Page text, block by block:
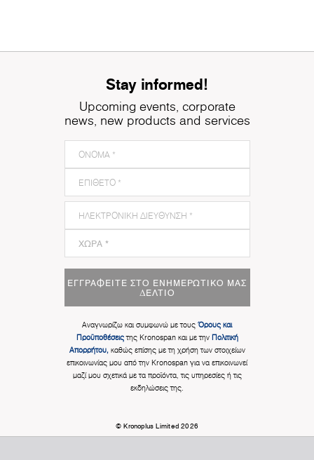
Stay informed!
Upcoming events, corporate
news, new products and services
ΕΓΓΡΑΦΕΊΤΕ ΣΤΟ ΕΝΗΜΕΡΩΤΙΚΌ ΜΑΣ
ΔΕΛΤΊΟ
Αναγνωρίζω και συμφωνώ με τους Όρους και
Προϋποθέσειςτης Kronospan και με την Πολιτική
Απορρήτου,καθώς επίσης με τη χρήση των στοιχείων
επικοινωνίας μου από την Kronospan για να επικοινωνεί
μαζί μου σχετικά με τα προϊόντα, τις υπηρεσίες ή τις
εκδηλώσεις της.
© Kronoplus Limited 2026